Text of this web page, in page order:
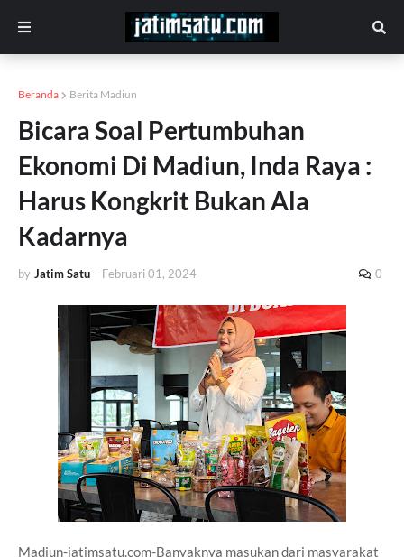
Beranda Berita Madiun
Bicara Soal Pertumbuhan
Ekonomi Di Madiun, Inda Raya :
Harus Kongkrit Bukan Ala
Kadarnya
by Jatim Satu - Februari 01, 2024 0
Madiun-jatimsatu.com-Banyaknya masukan dari masyarakat